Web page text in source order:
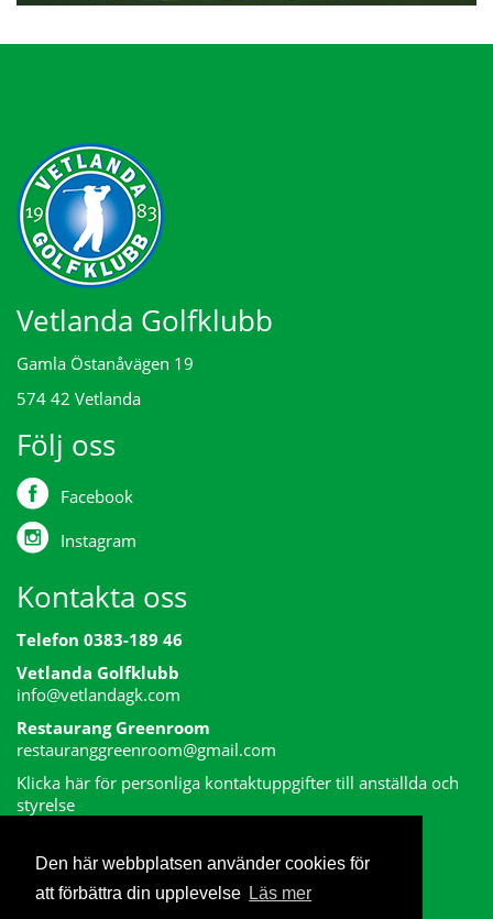
Den här webbplatsen använder cookies för
att förbättra din upplevelse Läs mer
Vetlanda Golfklubb
Gamla Östanåvägen 19
574 42 Vetlanda
Följ oss
Facebook
Instagram
Kontakta oss
Telefon 0383-189 46
Vetlanda Golfklubb
info@vetlandagk.com
Restaurang Greenroom
restauranggreenroom@gmail.com
Klicka här för personliga kontaktuppgifter till anställda och
styrelse